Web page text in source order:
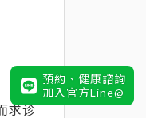
預約、健康諮詢
加入官方Line@
求诊